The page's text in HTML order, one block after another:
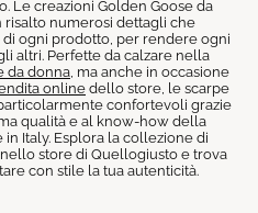
Le creazioni Golden Goose da
numerosi dettagli che
di ogni prodotto, per rendere ogni
altri. Perfette da calzare nella
da donna, ma anche in occasione
online dello store, le scarpe
confortevoli grazie
qualità e al know-how della
Italy. Esplora la collezione di
store di Quellogiusto e trova
con stile la tua autenticità.